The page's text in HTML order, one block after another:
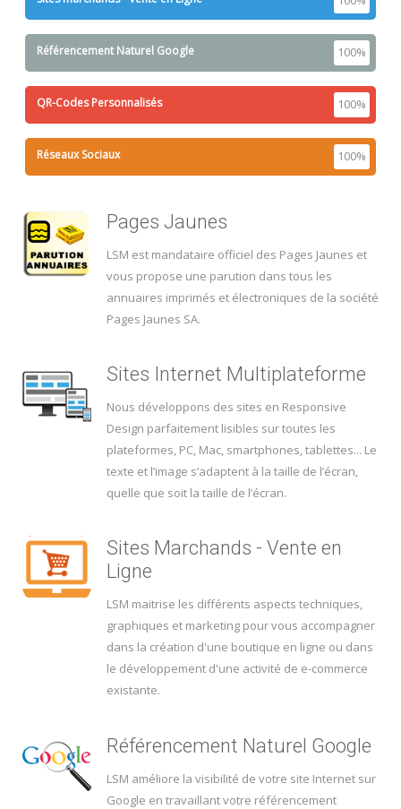
100%
Référencement Naturel Google
100%
QR-Codes Personnalisés
100%
Réseaux Sociaux
Pages Jaunes
LSM est mandataire officiel des Pages Jaunes et
vous propose une parution dans tous les
annuaires imprimés et électroniques de la société
Pages Jaunes SA.
Sites Internet Multiplateforme
Nous développons des sites en Responsive
Design parfaitement lisibles sur toutes les
plateformes, PC, Mac, smartphones, tablettes... Le
texte et l’image s’adaptent à la taille de l’écran,
quelle que soit la taille de l’écran.
Sites Marchands - Vente en
Ligne
LSM maitrise les différents aspects techniques,
graphiques et marketing pour vous accompagner
dans la création d'une boutique en ligne ou dans
le développement d'une activité de e-commerce
existante.
Référencement Naturel Google
LSM améliore la visibilité de votre site Internet sur
Google en travaillant votre référencement